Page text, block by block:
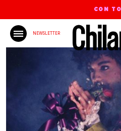
CON
NEWSLETTER